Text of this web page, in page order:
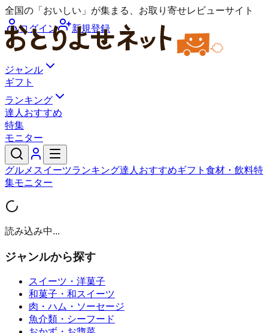
全国の「おいしい」が集まる、お取り寄せレビューサイト
ログイン
新規登録
ジャンル
ギフト
ランキング
達人おすすめ
特集
モニター
グルメ スイーツランキング達人おすすめギフト 食材・飲料特
集モニター
読み込み中...
ジャンルから探す
スイーツ・洋菓子
和菓子・和スイーツ
肉・ハム・ソーセージ
魚介類・シーフード